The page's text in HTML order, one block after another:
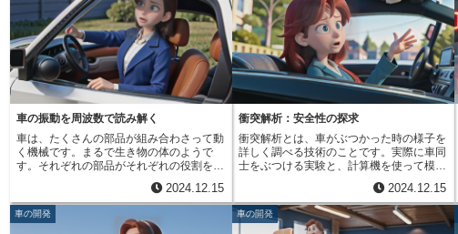
われることもあります。そのため、天気予
報をよく確認し、防寒対策や雨具を準備し
ておくことが重要です。日本では、中央自
動車道や長野自動車道など、高地を通る高
速道路が数多くあります。海外旅行でも、
高地をドライブする機会もあるかもしれま
せん。そのような場合は、高地特有の環境
変化を理解し、安全運転を心がけることが
大切です。急発進や急ブレーキを避け、車
間距離を十分にとり、周りの状況に注意を
払いながら運転しましょう。
常に大きいことを示しており、繰り返し力
が加わることで、ひび割れや破損に繋がる
可能性があります。自動車の設計では、
様々な部品に適切な最小最大応力比を設定
することで、強度や耐久性を確保していま
す。例えば、常に一定の力が加わるボルト
のような部品では、最小最大応力比が１に
近い値となるように設計されます。一方、
路面からの衝撃を吸収するサスペンション
のような部品では、ある程度の応力変化は
避けられないため、最小最大応力比は１よ
りも小さくなりますが、疲労破壊が起きな
い範囲で適切な値に設定されます。このよ
うに、最小最大応力比は、自動車の安全性
を確保する上で重要な役割を果たしていま
す。
所のことを「仕様差部位」と言います。仕
様差部位の一例として、運転席の位置が挙
げられます。日本では車は左側通行なの
で、運転席は右側です。イギリスも同様で
す。しかし、アメリカやヨーロッパ諸国な
ど、右側通行の国では、運転席は左側にな
ります。このように、通行方法の違いによ
って、運転席の位置が変わることが、仕様
差部位の一例です。他にも、気候に合わせ
ンを冷やす冷却装置を強化する必要があり
ます。逆に、寒い国では、車内を温める暖
房装置の性能を高める必要があります。ま
た、最近はスポーツタイプ多目的車
（SUV）の人気が高まっていますが、SUV
でも仕様差が見られます。たくさんの荷物
を積むために荷室を広くしたり、舗装され
向上への取り組みはもちろんのこと、環境
保全への配慮、そして乗る人すべてにとっ
ての快適さの追求など、様々な課題に取り
組んでいます。新しい車を開発し、市場に
送り出すまでには、長い時間と多くの人々
の努力が積み重ねられます。構想から始ま
り、設計、試作、試験、評価、そして生産
準備に至るまで、複雑な工程を経て、よう
やく完成形となります。この一連の流れを
滞りなく進めるために欠かせないのが、開
発計画です。開発計画は、新車を開発する
ための作業工程表とも言えます。各工程の
担当者、必要な資源、作業期間、そして最
終的な完成時期などを明確に定めること
で、開発全体の進捗状況を把握し、遅延や
問題発生のリスクを最小限に抑えることが
できます。いわば、航海の羅針盤のよう
車の振動を周波数で読み解く
車は、たくさんの部品が組み合わさって動
く機械です。まるで生き物の体のようで
す。それぞれの部品がそれぞれの役割を果
じめて車はスムーズに走ることができま
す。しかし、この調和のとれた動きを保つ
ことは、実はとても難しいことです。車は
2024.12.15
衝突解析：安全性の探求
衝突解析とは、車がぶつかった時の様子を
詳しく調べる技術のことです。実際に車同
士をぶつける実験と、計算機を使って模擬
す。これらを細かく分析することで、乗っ
ている人や歩行者の安全性を高めたり、車
体の強度を上げたりすることに役立てられ
2024.12.15
車の開発 車の開発